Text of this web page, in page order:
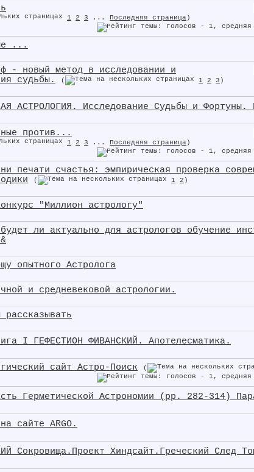
1 2 3 ... Последняя страница)
...
- новый метод в исследовании и
судьбы.
( 1 2 3 )
АСТРОЛОГИЯ. Исследование Судьбы и Фортуны.
против...
1 2 3 ... Последняя страница)
печати счастья: эмпирическая проверка
( 1 2 )
"Миллион астрологу"
ли актуально для астрологов обучение
опытного Астролога
и средневековой астрологии.
рассказывать
I ГЕФЕСТИОН ФИВАНСКИЙ. Апотелесматика.
сайт Астро-Поиск (
Герметической Астрономии (pp. 282-314)
сайте ARGO.
Сокровища.Проект Хиндсайт.Греческий След